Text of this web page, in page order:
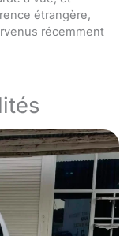
étrangère,
récemment